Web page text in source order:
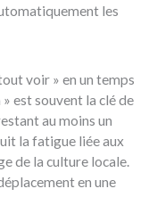
les
voir » en un temps
est souvent la clé de
au moins un
la fatigue liée aux
de la culture locale.
en une